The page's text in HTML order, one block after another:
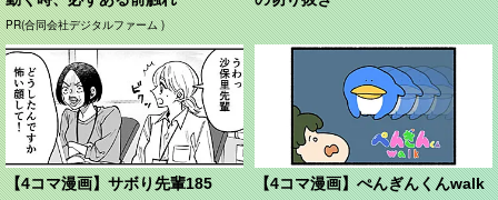
PR(合同会社デジタルファーム )
【4コマ漫画】サボり先輩185 【4コマ漫画】ぺんぎんくんwalk